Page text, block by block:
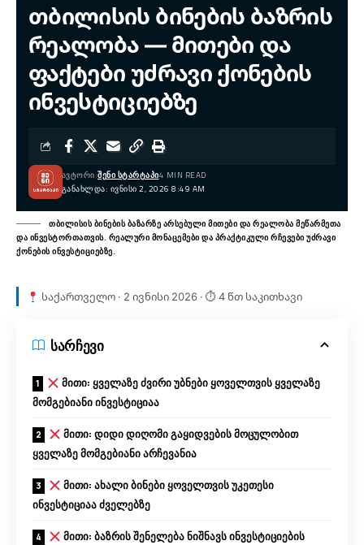
თბილისის ბინების ბაზრის
რეალობა — მითები და
ფაქტები უძრავი ქონების
ინვესტიციებზე
ᲒᲐᲜᲐᲮᲚᲓᲐ: ᲘᲕᲜᲘᲡᲘ 2, 2026 8:49 AM
ᲐᲕᲢᲝᲠᲘ:ᲨᲔᲜᲘ ᲡᲢᲐᲠᲢᲐᲞᲘ4 MIN READ
თბილისის ბინების ბაზარზე არსებული მითები და რეალობა მეწარმეთა
და ინვესტორთათვის. რეალური მონაცემები და პრაქტიკული რჩევები უძრავი
ქონების ინვესტიციებზე.
საქართველო · 2 ივნისი 2026 · ⏱ 4 წთ საკითხავი
სარჩევი
მითი: ყველაზე ძვირი უბნები ყოველთვის ყველაზე
მომგებიანი ინვესტიციაა
მითი: დიდი დიღომი გაყიდვების მოცულობით
ყველაზე მომგებიანი არჩევანია
მითი: ახალი ბინები ყოველთვის უკეთესი
ინვესტიციაა ძველებზე
მითი: ბაზრის შენელება ნიშნავს ინვესტიციების